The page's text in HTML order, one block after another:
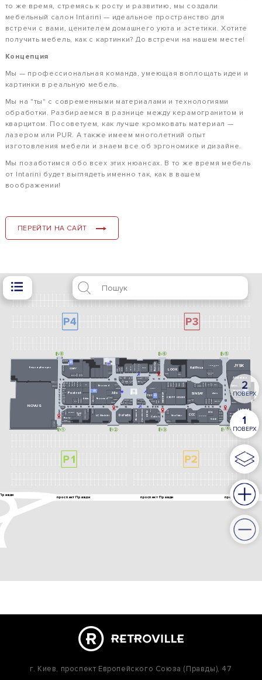
то же время, стремясь к росту и развитию, мы создали
мебельный салон Intarini — идеальное пространство для
встречи с вами, ценителем домашнего уюта и эстетики. Хотите
получить мебель, как с картинки? До встречи на нашем месте!
Концепция
Мы — профессиональная команда, умеющая воплощать идеи и
картинки в реальную мебель.
Мы на "ты" с современными материалами и технологиями
обработки. Разбираемся в разнице между керамогранитом и
кварцитом. Посоветуем, как лучше кромковать материал —
лазером или PUR. А также имеем многолетний опыт
изготовления мебели и знаем все об эргономике и дизайне.
Мы позаботимся обо всех этих нюансах. В то же время мебель
от Intarini будет выглядеть именно так, как в вашем
воображении!
ПЕРЕЙТИ НА САЙТ
г. Киев, проспект Европейского Союза (Правды), 47